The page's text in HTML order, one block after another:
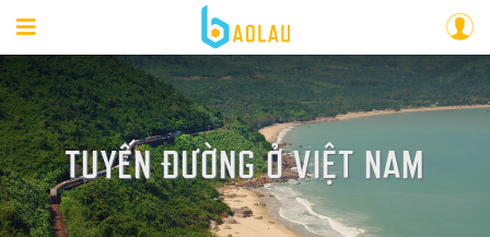
TUYẾN ĐƯỜNG Ở VIỆT NAM